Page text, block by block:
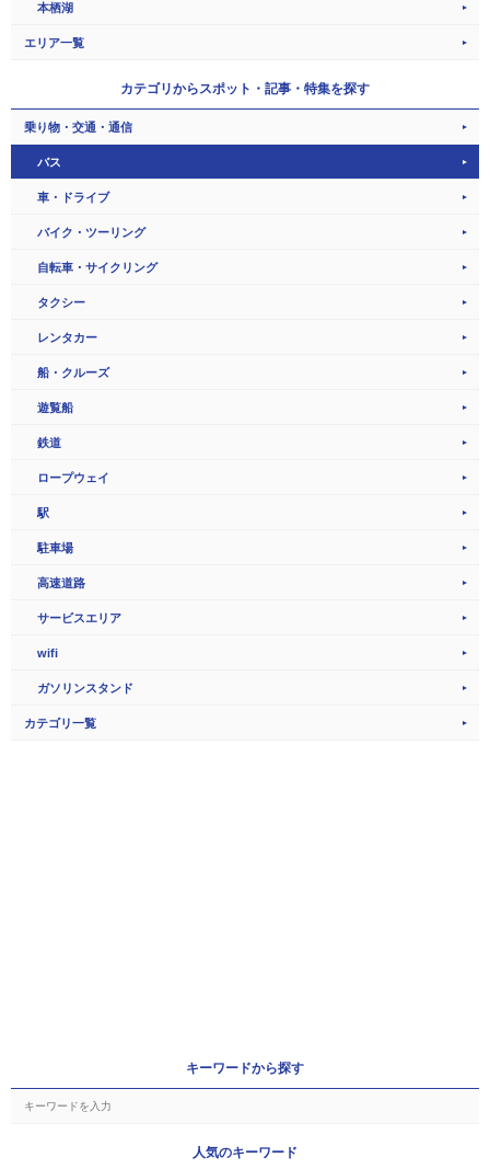
本栖湖
エリア一覧
カテゴリからスポット・記事・特集を探す
乗り物・交通・通信
バス
車・ドライブ
バイク・ツーリング
自転車・サイクリング
タクシー
レンタカー
船・クルーズ
遊覧船
鉄道
ロープウェイ
駅
駐車場
高速道路
サービスエリア
wifi
ガソリンスタンド
カテゴリ一覧
キーワードから探す
人気のキーワード